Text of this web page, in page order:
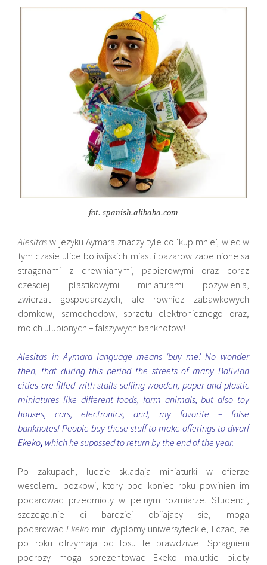
fot. spanish.alibaba.com
Alesitas w jezyku Aymara znaczy tyle co ‘kup mnie’, wiec w
tym czasie ulice boliwijskich miast i bazarow zapelnione sa
straganami z drewnianymi, papierowymi oraz coraz
czesciej plastikowymi miniaturami pozywienia,
zwierzat gospodarczych, ale rowniez zabawkowych
domkow, samochodow, sprzetu elektronicznego oraz,
moich ulubionych – falszywych banknotow!
Alesitas in Aymara language means ‘buy me’. No wonder
then, that during this period the streets of many Bolivian
cities are filled with stalls selling wooden, paper and plastic
miniatures like different foods, farm animals, but also toy
houses, cars, electronics, and, my favorite – false
banknotes! People buy these stuff to make offerings to dwarf
Ekeko, which he supossed to return by the end of the year.
Po zakupach, ludzie skladaja miniaturki w ofierze
wesolemu bozkowi, ktory pod koniec roku powinien im
podarowac przedmioty w pelnym rozmiarze. Studenci,
szczegolnie ci bardziej obijajacy sie, moga
podarowac Ekeko mini dyplomy uniwersyteckie, liczac, ze
po roku otrzymaja od losu te prawdziwe. Spragnieni
podrozy moga sprezentowac Ekeko malutkie bilety